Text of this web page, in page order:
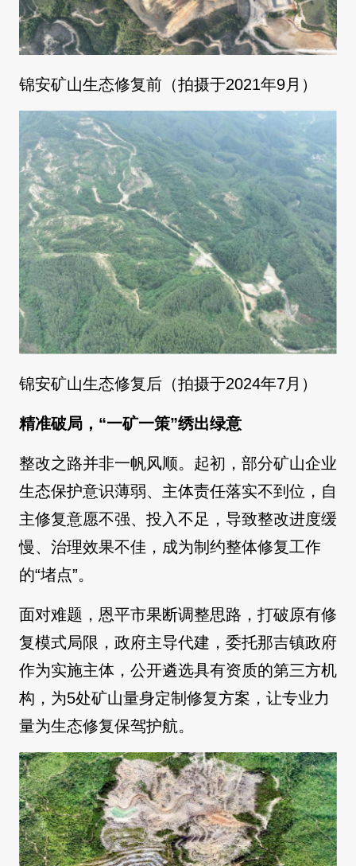
锦安矿山生态修复前（拍摄于2021年9月）
锦安矿山生态修复后（拍摄于2024年7月）
精准破局，“一矿一策”绣出绿意
整改之路并非一帆风顺。起初，部分矿山企业
生态保护意识薄弱、主体责任落实不到位，自
主修复意愿不强、投入不足，导致整改进度缓
慢、治理效果不佳，成为制约整体修复工作
的“堵点”。
面对难题，恩平市果断调整思路，打破原有修
复模式局限，政府主导代建，委托那吉镇政府
作为实施主体，公开遴选具有资质的第三方机
构，为5处矿山量身定制修复方案，让专业力
量为生态修复保驾护航。